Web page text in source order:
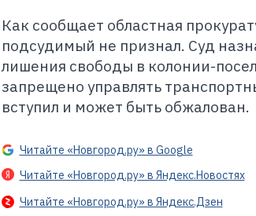
Как сообщает областная
подсудимый не признал. Суд
лишения свободы в колонии-
запрещено управлять
вступил и может быть обжалован.
Читайте «Новгород.ру» в Google
Читайте «Новгород.ру» в Яндекс.Новостях
Читайте «Новгород.ру» в Яндекс.Дзен